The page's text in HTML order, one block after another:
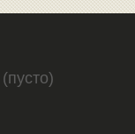
(пусто)